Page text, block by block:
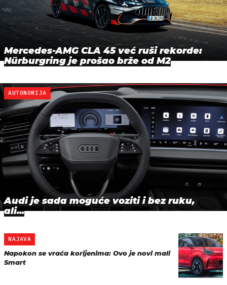
Mercedes-AMG CLA 45 već ruši rekorde:
Nürburgring je prošao brže od M2
AUTONOMIJA
Audi je sada moguće voziti i bez ruku,
ali...
NAJAVA
Napokon se vraća korijenima: Ovo je novi mali
Smart